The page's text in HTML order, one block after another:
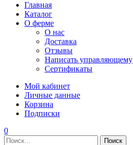
Главная
Каталог
О ферме
О нас
Доставка
Отзывы
Написать управляющему
Сертификаты
Мой кабинет
Личные данные
Корзина
Подписки
0
Поиск